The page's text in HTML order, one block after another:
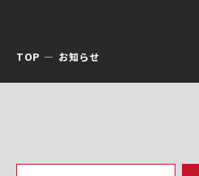
TOP お知らせ